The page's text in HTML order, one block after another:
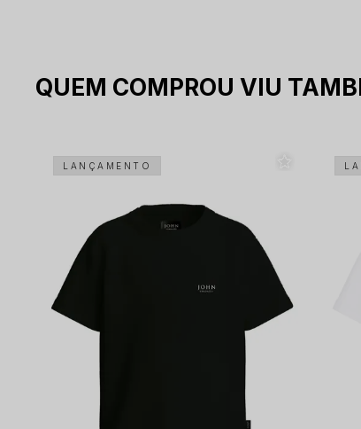
QUEM COMPROU VIU
LANÇAMENTO